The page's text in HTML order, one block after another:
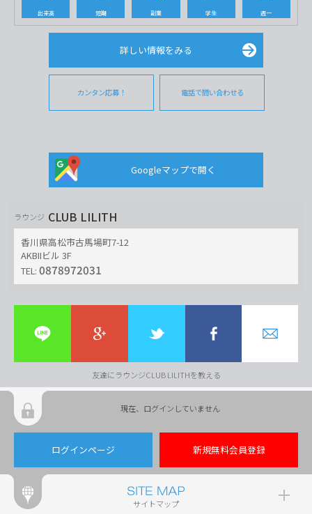
出来高 短期 副業 学生 週一
詳しい情報をみる
カンタン応募！ 電話で問い合わせる
Googleマップで開く
ラウンジ CLUB LILITH
香川県高松市古馬場町7-12
AKBIIビル 3F
TEL: 0878972031
友達にラウンジCLUB LILITHを教える
現在、ログインしていません
ログインページ 新規無料会員登録
サイトマップ